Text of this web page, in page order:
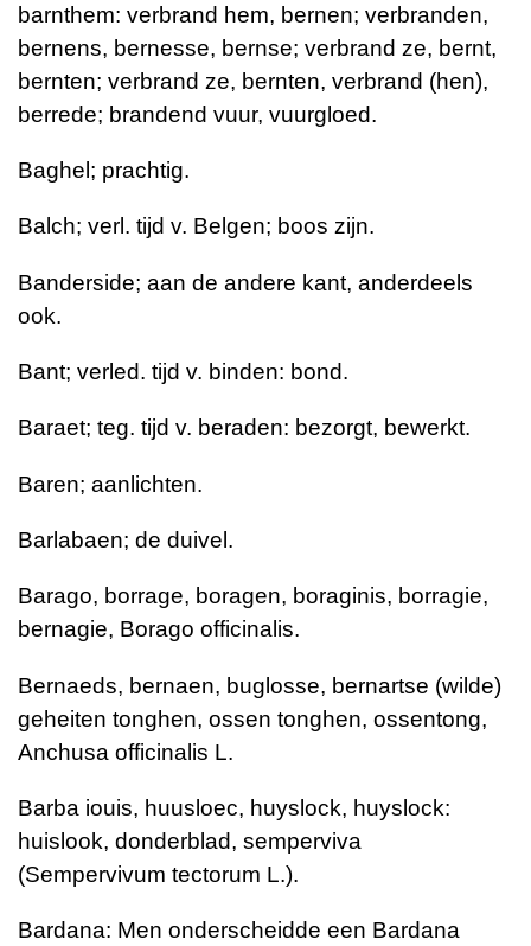
barnthem: verbrand hem, bernen; verbranden,
bernens, bernesse, bernse; verbrand ze, bernt,
bernten; verbrand ze, bernten, verbrand (hen),
berrede; brandend vuur, vuurgloed.
Baghel; prachtig.
Balch; verl. tijd v. Belgen; boos zijn.
Banderside; aan de andere kant, anderdeels
ook.
Bant; verled. tijd v. binden: bond.
Baraet; teg. tijd v. beraden: bezorgt, bewerkt.
Baren; aanlichten.
Barlabaen; de duivel.
Barago, borrage, boragen, boraginis, borragie,
bernagie, Borago officinalis.
Bernaeds, bernaen, buglosse, bernartse (wilde)
geheiten tonghen, ossen tonghen, ossentong,
Anchusa officinalis L.
Barba iouis, huusloec, huyslock, huyslock:
huislook, donderblad, semperviva
(Sempervivum tectorum L.).
Bardana: Men onderscheidde een Bardana